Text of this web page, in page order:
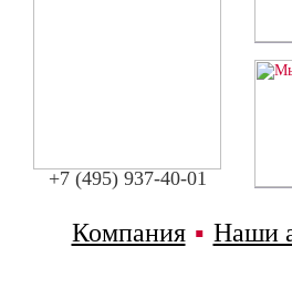
+7 (495) 937-40-01
Компания ▪ Наши